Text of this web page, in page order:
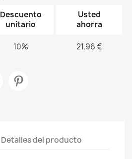
Descuento
unitario
Usted
ahorra
10% 21,96 €
Detalles del producto